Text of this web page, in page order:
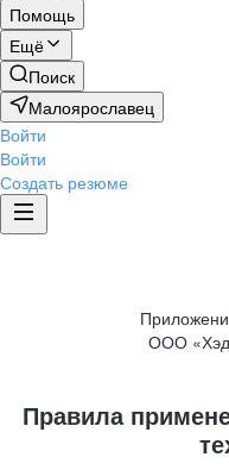
Помощь
Ещё
Поиск
Малоярославец
Войти
Войти
Создать резюме
ООО
Правила